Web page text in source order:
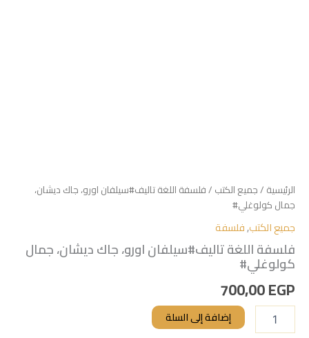
الرئيسية /جميع الكتب / فلسفة اللغة تاليف#سيلفان اورو، جاك ديشان،
جمال كولوغلي#
جميع الكتب,فلسفة
فلسفة اللغة تاليف#سيلفان اورو، جاك ديشان، جمال
كولوغلي#
700,00EGP
إضافة إلى السلة